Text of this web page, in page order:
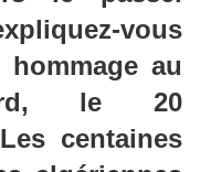
vous
au
le 20
centaines